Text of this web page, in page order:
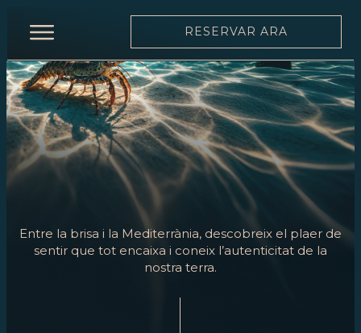
INICI
RESTAURANT
CARTA
CARTA
EQUIP
RESERVAR ARA
Entre la brisa i la Mediterrània, descobreix el plaer de
sentir que tot encaixa i coneix l’autenticitat de la
nostra terra.